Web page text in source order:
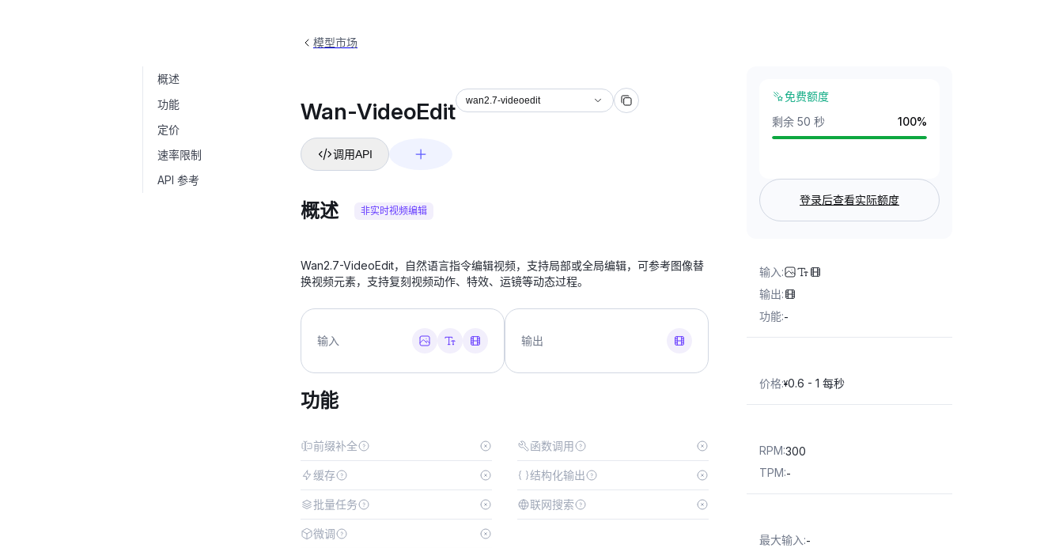
概述
功能
定价
速率限制
API 参考
模型市场
Wan-VideoEdit wan2.7-videoedit
调用API
概述 非实时视频编辑
Wan2.7-VideoEdit，自然语言指令编辑视频，支持局部或全局编辑，可参考图像替
换视频元素，支持复刻视频动作、特效、运镜等动态过程。
输入 输出
功能
前缀补全 函数调用
缓存 结构化输出
批量任务 联网搜索
微调
免费额度
剩余 50 秒
100%
登录后查看实际额度
输入:
输出:
功能:-
价格:¥0.6 - 1 每秒
RPM:300
TPM:-
最大输入:-